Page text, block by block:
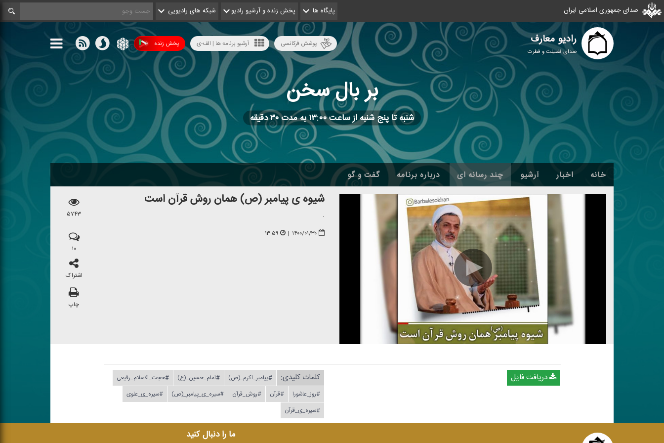
صدای جمهوری اسلامی ایران پایگاه ها پخش زنده و آرشیو رادیو شبکه های رادیویی
رادیو معارف
صدای فضیلت و فطرت
پخش زنده آرشیو برنامه ها | الف-ی پوشش فرکانسی
بر بال سخن
شنبه تا پنج شنبه از ساعت ۱۳:۰۰ به مدت ۳۰ دقیقه
خانه اخبار آرشیو چند رسانه ای درباره برنامه گفت و گو
شیوه ی پیامبر (ص) همان روش قرآن است
.
۱۴۰۰/۰۱/۳۰ | ۱۳:۵۹
۵۷۴۳
۱۰
اشتراک
چاپ
دریافت فایل کلمات کلیدی: #پیامبر_اكرم_(ص) #امام_حسین_(ع)
#حجت_الاسلام_رفیعی
#روز_عاشورا
#قرآن #روش_قرآن #سیره_ی_پیامبر_(ص)
#سیره_ی_علوی
#سیره_ی_قرآن
ما را دنبال کنید